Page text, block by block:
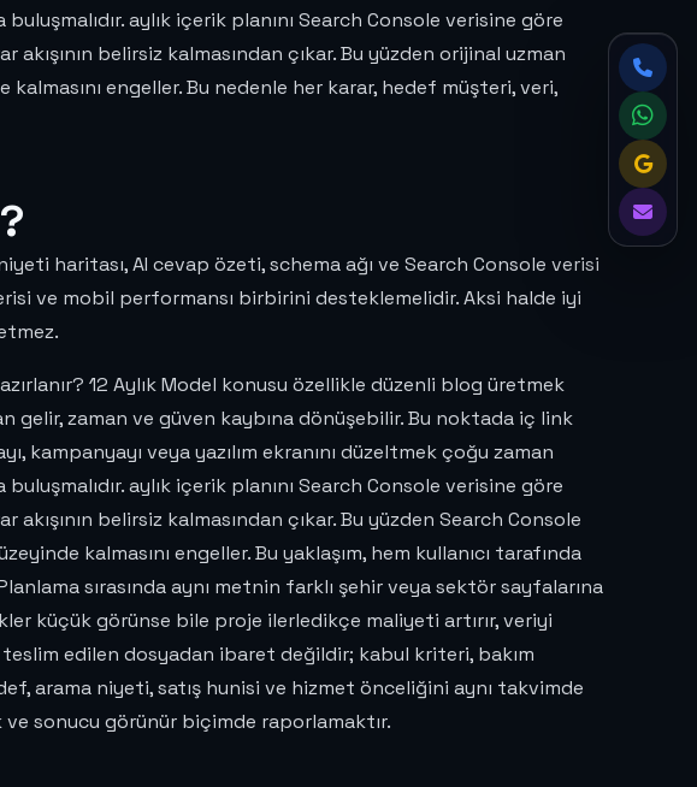
aylık içerik planını Search Console verisine göre
belirsiz kalmasından çıkar. Bu yüzden orijinal uzman
engeller. Bu nedenle her karar, hedef müşteri, veri,
haritası, AI cevap özeti, schema ağı ve Search Console verisi
ve mobil performansı birbirini desteklemelidir. Aksi halde iyi
12 Aylık Model konusu özellikle düzenli blog üretmek
zaman ve güven kaybına dönüşebilir. Bu noktada iç link
veya yazılım ekranını düzeltmek çoğu zaman
aylık içerik planını Search Console verisine göre
belirsiz kalmasından çıkar. Bu yüzden Search Console
kalmasını engeller. Bu yaklaşım, hem kullanıcı tarafında
sırasında aynı metnin farklı şehir veya sektör sayfalarına
küçük görünse bile proje ilerledikçe maliyeti artırır, veriyi
teslim edilen dosyadan ibaret değildir; kabul kriteri, bakım
arama niyeti, satış hunisi ve hizmet önceliğini aynı takvimde
sonucu görünür biçimde raporlamaktır.